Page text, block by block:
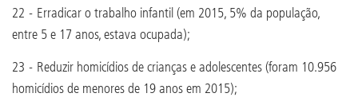
22 - Erradicar o trabalho infantil (em 2015, 5% da população,
entre 5 e 17 anos, estava ocupada);
23 - Reduzir homicídios de crianças e adolescentes (foram 10.956
homicídios de menores de 19 anos em 2015);